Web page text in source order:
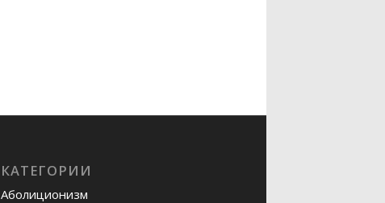
КАТЕГОРИИ
Аболиционизм